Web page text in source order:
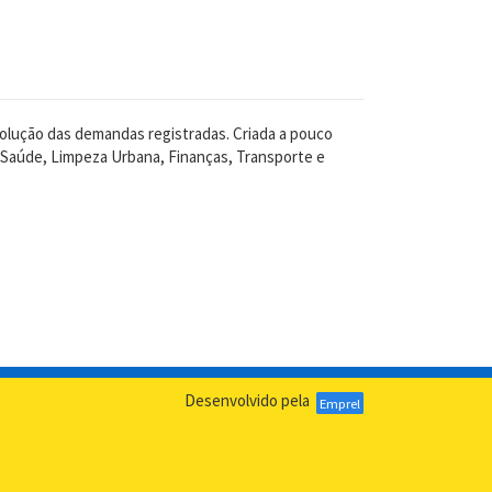
das demandas registradas. Criada a pouco
Limpeza Urbana, Finanças, Transporte e
Desenvolvido pela Emprel